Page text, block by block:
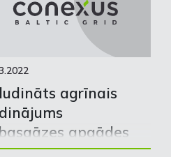
agrīnais
apgādes